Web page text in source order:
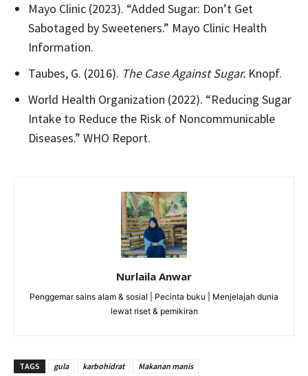
Mayo Clinic (2023). “Added Sugar: Don’t Get
Sabotaged by Sweeteners.” Mayo Clinic Health
Information.
Taubes, G. (2016). The Case Against Sugar. Knopf.
World Health Organization (2022). “Reducing Sugar
Intake to Reduce the Risk of Noncommunicable
Diseases.” WHO Report.
Nurlaila Anwar
Penggemar sains alam & sosial | Pecinta buku | Menjelajah dunia
lewat riset & pemikiran
TAGS gula karbohidrat Makanan manis